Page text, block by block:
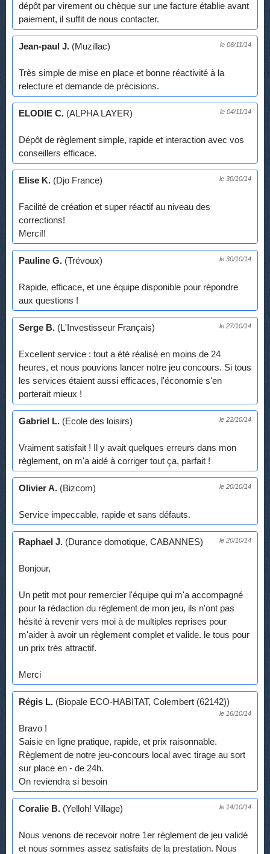
dépôt par virement ou chèque sur une facture établie avant
paiement, il suffit de nous contacter.
Jean-paul J. (Muzillac) le 06/11/14
Très simple de mise en place et bonne réactivité à la
relecture et demande de précisions.
ELODIE C. (ALPHA LAYER) le 04/11/14
Dépôt de règlement simple, rapide et interaction avec vos
conseillers efficace.
Elise K. (Djo France) le 30/10/14
Facilité de création et super réactif au niveau des
corrections!
Merci!!
Pauline G. (Trévoux) le 30/10/14
Rapide, efficace, et une équipe disponible pour répondre
aux questions !
Serge B. (L'Investisseur Français) le 27/10/14
Excellent service : tout a été réalisé en moins de 24
heures, et nous pouvions lancer notre jeu concours. Si tous
les services étaient aussi efficaces, l'économie s'en
porterait mieux !
Gabriel L. (Ecole des loisirs) le 22/10/14
Vraiment satisfait ! Il y avait quelques erreurs dans mon
règlement, on m'a aidé à corriger tout ça, parfait !
Olivier A. (Bizcom) le 20/10/14
Service impeccable, rapide et sans défauts.
Raphael J. (Durance domotique, CABANNES) le 20/10/14
Bonjour,
Un petit mot pour remercier l'équipe qui m'a accompagné
pour la rédaction du règlement de mon jeu, ils n'ont pas
hésité à revenir vers moi à de multiples reprises pour
m'aider à avoir un règlement complet et valide. le tous pour
un prix très attractif.
Merci
Régis L. (Biopale ECO-HABITAT, Colembert (62142))
le 16/10/14
Bravo !
Saisie en ligne pratique, rapide, et prix raisonnable.
Règlement de notre jeu-concours local avec tirage au sort
sur place en - de 24h.
On reviendra si besoin
Coralie B. (Yelloh! Village) le 14/10/14
Nous venons de recevoir notre 1er règlement de jeu validé
et nous sommes assez satisfaits de la prestation. Nous